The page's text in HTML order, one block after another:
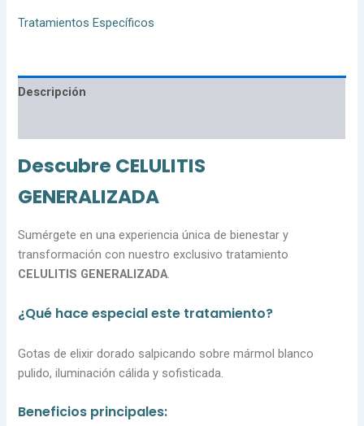
Tratamientos Específicos
Descripción
Descubre CELULITIS
GENERALIZADA
Sumérgete en una experiencia única de bienestar y
transformación con nuestro exclusivo tratamiento
CELULITIS GENERALIZADA.
¿Qué hace especial este tratamiento?
Gotas de elixir dorado salpicando sobre mármol blanco
pulido, iluminación cálida y sofisticada.
Beneficios principales: